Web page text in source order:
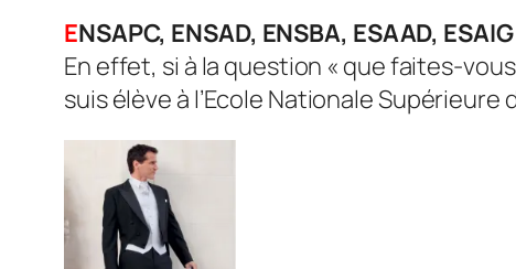
ENSAPC, ENSAD, ENSBA, ESAAD, ESAIG
En effet, si à la question « que faites-
suis élève à l’Ecole Nationale Supérieure